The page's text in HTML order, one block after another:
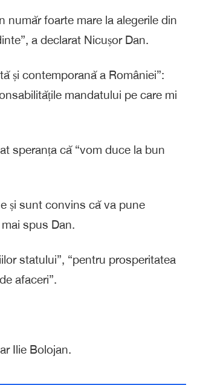
număr foarte mare la alegerile din
a declarat Nicușor Dan.
și contemporană a României”:
mandatului pe care mi
speranța că “vom duce la bun
și sunt convins că va pune
spus Dan.
statului”, “pentru prosperitatea
afaceri”.
Ilie Bolojan.